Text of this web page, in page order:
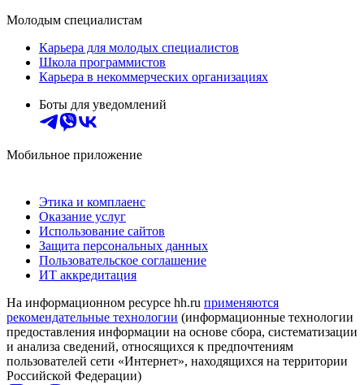
Молодым специалистам
Карьера для молодых специалистов
Школа программистов
Карьера в некоммерческих организациях
Боты для уведомлений
Мобильное приложение
Этика и комплаенс
Оказание услуг
Использование сайтов
Защита персональных данных
Пользовательское соглашение
ИТ аккредитация
На информационном ресурсе hh.ru применяются
рекомендательные технологии (информационные технологии
предоставления информации на основе сбора, систематизации
и анализа сведений, относящихся к предпочтениям
пользователей сети «Интернет», находящихся на территории
Российской Федерации)